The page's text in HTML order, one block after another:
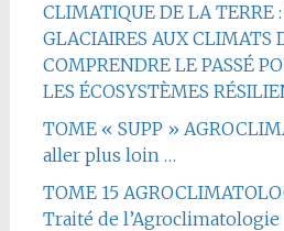
CLIMATIQUE DE LA TERRE :
GLACIAIRES AUX CLIMATS
COMPRENDRE LE PASSÉ
LES ÉCOSYSTÈMES
TOME « SUPP »
aller plus loin …
TOME 15
Traité de l’Agroclimatologie